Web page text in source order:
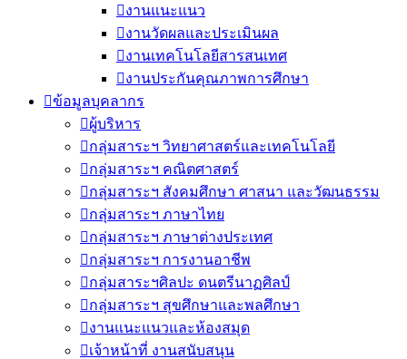
งานแนะแนว
งานวัดผลและประเมินผล
งานเทคโนโลยีสารสนเทศ
งานประกันคุณภาพการศึกษา
ข้อมูลบุคลากร
ผู้บริหาร
กลุ่มสาระฯ วิทยาศาสตร์และเทคโนโลยี
กลุ่มสาระฯ คณิตศาสตร์
กลุ่มสาระฯ สังคมศึกษา ศาสนา และวัฒนธรรม
กลุ่มสาระฯ ภาษาไทย
กลุ่มสาระฯ ภาษาต่างประเทศ
กลุ่มสาระฯ การงานอาชีพ
กลุ่มสาระฯศิลปะ ดนตรีนาฏศิลป์
กลุ่มสาระฯ สุขศึกษาและพลศึกษา
งานแนะแนวและห้องสมุด
เจ้าหน้าที่ งานสนับสนุน